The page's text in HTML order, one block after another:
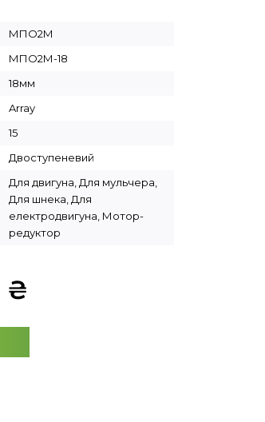
МПО2М
МПО2М-18
18мм
Array
15
Двоступеневий
Для двигуна, Для мульчера,
Для шнека, Для
електродвигуна, Мотор-
редуктор
₴